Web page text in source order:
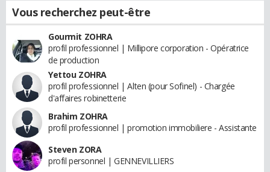
Vous recherchez peut-être
Gourmit ZOHRA
profil professionnel | Millipore corporation - Opératrice
de production
Yettou ZOHRA
profil professionnel | Alten (pour Sofinel) - Chargée
d'affaires robinetterie
Brahim ZOHRA
profil professionnel | promotion immobiliere - Assistante
Steven ZORA
profil personnel | GENNEVILLIERS